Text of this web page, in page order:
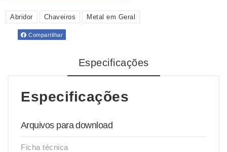
Abridor Chaveiros Metal em Geral
Compartilhar
Especificações
Especificações
Arquivos para download
Ficha técnica